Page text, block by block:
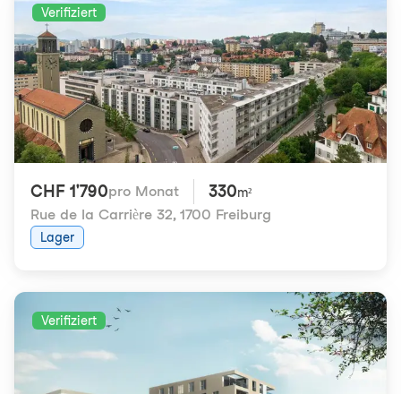
Verifiziert
CHF 1'790pro Monat 330m²
Rue de la Carrière 32, 1700 Freiburg
Lager
Verifiziert